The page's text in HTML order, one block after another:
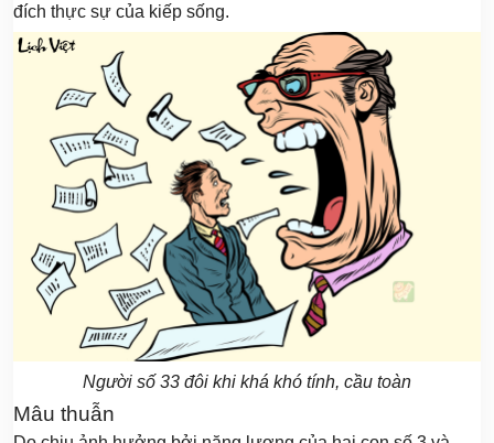
đích thực sự của kiếp sống.
Người số 33 đôi khi khá khó tính, cầu toàn
Mâu thuẫn